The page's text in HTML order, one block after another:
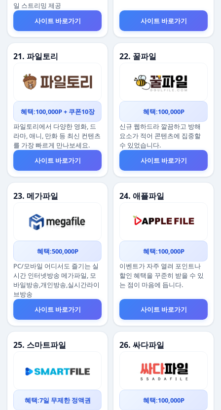
일 스트리밍 제공
사이트 바로가기
사이트 바로가기
21. 파일토리
혜택:100,000P + 쿠폰10장
파일토리에서 다양한 영화, 드
라마, 애니, 만화 등 최신 컨텐츠
를 가장 빠르게 만나보세요.
사이트 바로가기
22. 꿀파일
혜택:100,000P
신규 웹하드라 깔끔하고 방해
요소가 적어 콘텐츠에 집중할
수 있었습니다.
사이트 바로가기
23. 메가파일
혜택:500,000P
PC/모바일 어디서도 즐기는 실
시간 인터넷방송 메가파일, 모
바일방송,개인방송,실시간라이
브방송
사이트 바로가기
24. 애플파일
혜택:100,000P
이벤트가 자주 열려 포인트나
할인 혜택을 꾸준히 받을 수 있
는 점이 마음에 듭니다.
사이트 바로가기
25. 스마트파일
혜택:7일 무제한 정액권
26. 싸다파일
혜택:100,000P